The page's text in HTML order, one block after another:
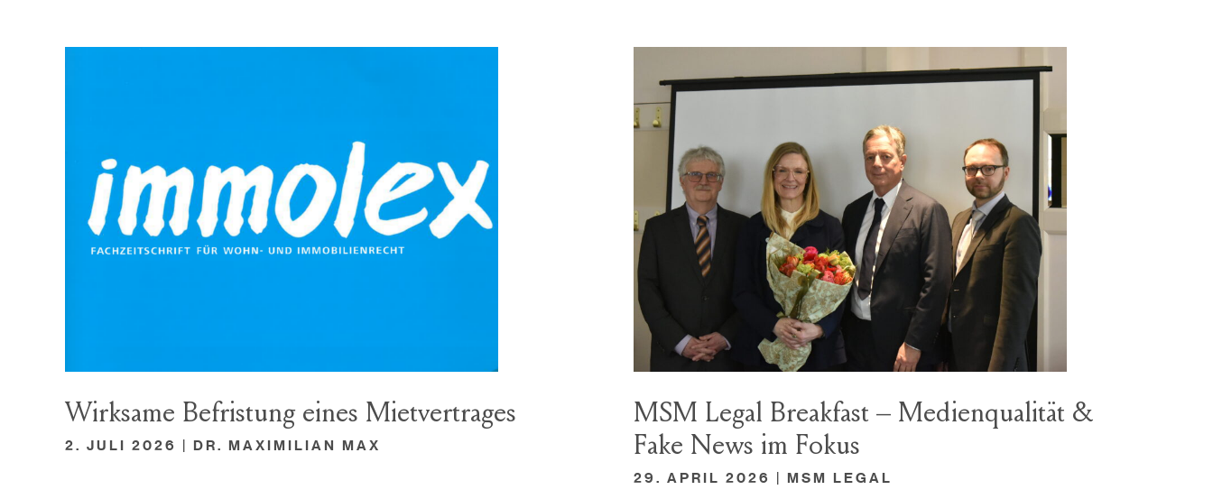
Wirksame Befristung eines Mietvertrages
2. JULI 2026 | DR. MAXIMILIAN MAX
MSM Legal Breakfast – Medienqualität &
Fake News im Fokus
29. APRIL 2026 | MSM LEGAL